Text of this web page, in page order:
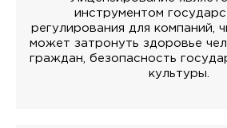
инструментом
регулирования для компаний,
может затронуть здоровье
граждан, безопасность
культуры.